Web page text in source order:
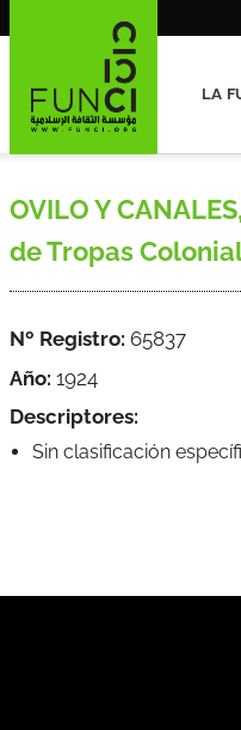
LA
OVILO Y
de Tropas
Nº Registro: 65837
Año: 1924
Descriptores:
Sin clasificación